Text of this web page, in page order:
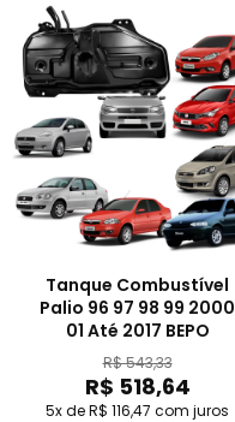
Tanque Combustível
Palio 96 97 98 99 2000
01 Até 2017 BEPO
R$ 543,33
R$ 518,64
5x de R$ 116,47 com juros